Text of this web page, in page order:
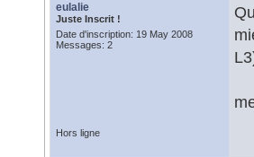
eulalie
Juste Inscrit !
Date d'inscription: 19 May 2008
Messages: 2
Hors ligne